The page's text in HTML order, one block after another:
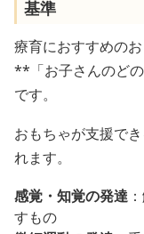
基準
療育におすすめの
**「お子さんのど
です。
おもちゃが支援で
れます。
感覚・知覚の発達
すもの